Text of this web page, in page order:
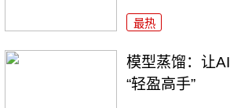
最热
模型蒸馏：让
“轻盈高手”